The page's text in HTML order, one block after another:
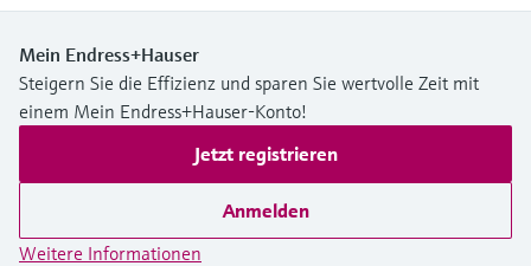
Mein Endress+Hauser
Steigern Sie die Effizienz und sparen Sie wertvolle Zeit mit
einem Mein Endress+Hauser-Konto!
Jetzt registrieren
Anmelden
Weitere Informationen